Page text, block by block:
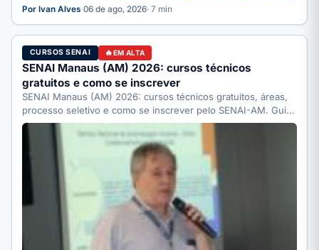
Por Ivan Alves·06 de ago, 2026· 7 min
CURSOS SENAI EM ALTA
SENAI Manaus (AM) 2026: cursos técnicos
gratuitos e como se inscrever
SENAI Manaus (AM) 2026: cursos técnicos gratuitos, áreas,
processo seletivo e como se inscrever pelo SENAI-AM. Guia
completo.